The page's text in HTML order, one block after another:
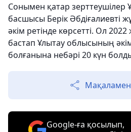
Сонымен қатар
басшысы Берік Әбдіғалиевті
әкім ретінде көрсетті. Ол
бастап Ұлытау облысының
болғанына небәрі 20 күн
Мақаламен
Google-ға қосылып,